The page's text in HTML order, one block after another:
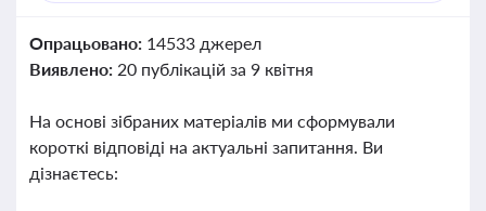
Опрацьовано: 14533 джерел
Виявлено: 20 публікацій за 9 квітня
На основі зібраних матеріалів ми сформували
короткі відповіді на актуальні запитання. Ви
дізнаєтесь: